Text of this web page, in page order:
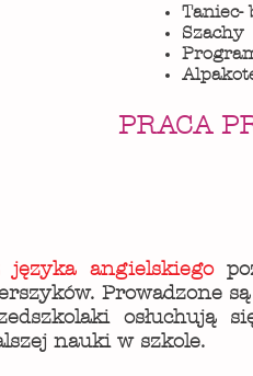
Taniec-
Szachy
PRACA
języka angielskiego
Prowadzone
nauki w szkole.